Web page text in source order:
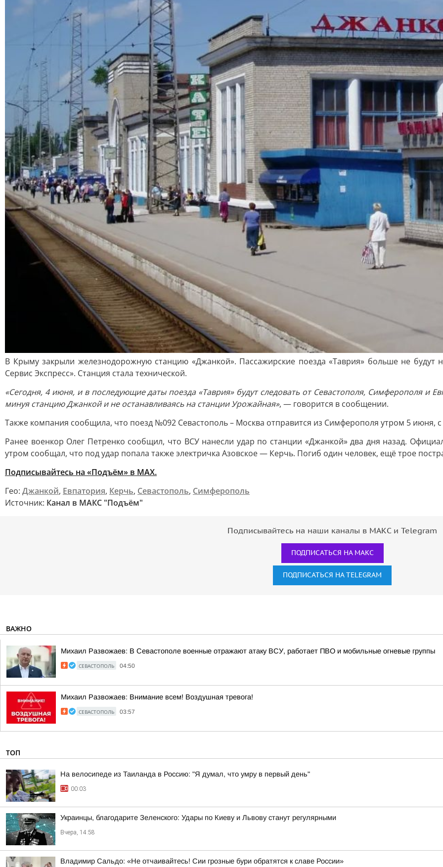
В Крыму закрыли железнодорожную станцию «Джанкой». Пассажирские поезда «Таврия» больше не будут
Сервис Экспресс». Станция стала технической.
«Сегодня, 4 июня, и в последующие даты поезда «Таврия» будут следовать от Севастополя, Симферополя и
минуя станцию Джанкой и не останавливаясь на станции Урожайная», — говорится в сообщении.
Также компания сообщила, что поезд №092 Севастополь – Москва отправится из Симферополя утром 5 июня,
Ранее военкор Олег Петренко сообщил, что ВСУ нанесли удар по станции «Джанкой» два дня назад.
утром сообщал, что под удар попала также электричка Азовское — Керчь. Погиб один человек, ещё трое
Подписывайтесь на «Подъём» в MAX.
Гео: Джанкой, Евпатория, Керчь, Севастополь, Симферополь
Источник: Канал в МАКС "Подъём"
Подписывайтесь на наши каналы в МАКС и Telegram
ПОДПИСАТЬСЯ НА МАКС
ПОДПИСАТЬСЯ НА TELEGRAM
ВАЖНО
Михаил Развожаев: В Севастополе военные отражают атаку ВСУ, работает ПВО и мобильные огневые группы
СЕВАСТОПОЛЬ 04:50
Михаил Развожаев: Внимание всем! Воздушная тревога!
СЕВАСТОПОЛЬ 03:57
ТОП
На велосипеде из Таиланда в Россию: "Я думал, что умру в первый день"
00:03
Украинцы, благодарите Зеленского: Удары по Киеву и Львову станут регулярными
Вчера, 14:58
Владимир Сальдо: «Не отчаивайтесь! Сии грозные бури обратятся к славе России»